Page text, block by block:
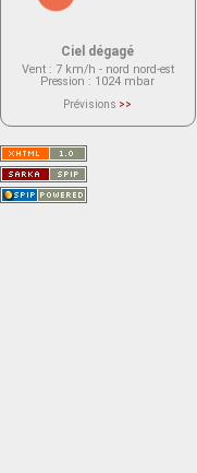
Ciel dégagé
Vent : 7 km/h - nord nord-est
Pression : 1024 mbar
Prévisions >>
actuellement aucune prévision
Saint-Nom.
Veuillez consulter le message du
service ci-dessous.
(401 - Invalid API key. Please see
https://openweathermap.org/faq#error401